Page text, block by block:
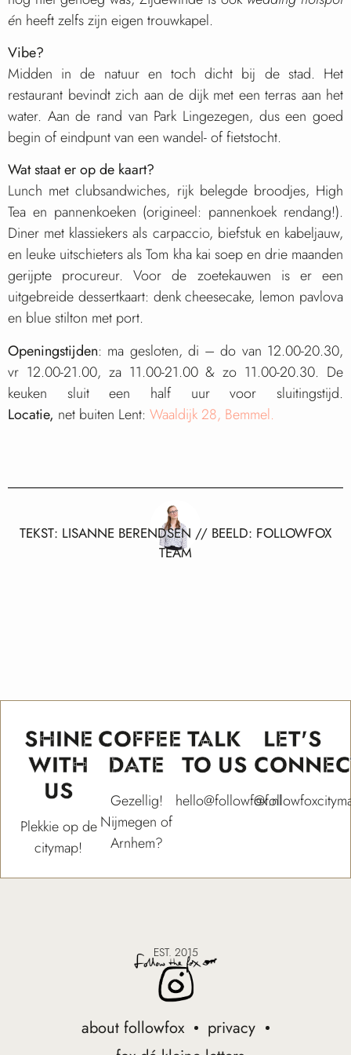
én heeft zelfs zijn eigen trouwkapel.
Vibe?
Midden in de natuur en toch dicht bij de stad. Het
restaurant bevindt zich aan de dijk met een terras aan het
water. Aan de rand van Park Lingezegen, dus een goed
begin of eindpunt van een wandel- of fietstocht.
Wat staat er op de kaart?
Lunch met clubsandwiches, rijk belegde broodjes, High
Tea en pannenkoeken (origineel: pannenkoek rendang!).
Diner met klassiekers als carpaccio, biefstuk en kabeljauw,
en leuke uitschieters als Tom kha kai soep en drie maanden
gerijpte procureur. Voor de zoetekauwen is er een
uitgebreide dessertkaart: denk cheesecake, lemon pavlova
en blue stilton met port.
Openingstijden: ma gesloten, di – do van 12.00-20.30,
vr 12.00-21.00, za 11.00-21.00 & zo 11.00-20.30. De
keuken sluit een half uur voor sluitingstijd.
Locatie, net buiten Lent: Waaldijk 28, Bemmel.
TEKST: LISANNE BERENDSEN // BEELD: FOLLOWFOX
TEAM
SHINE
WITH
US
Plekkie op de
citymap!
COFFEE
DATE
Gezellig!
Nijmegen of
Arnhem?
TALK
TO US
hello@followfox.nl
LET'S
EST. 2015
about followfox
privacy